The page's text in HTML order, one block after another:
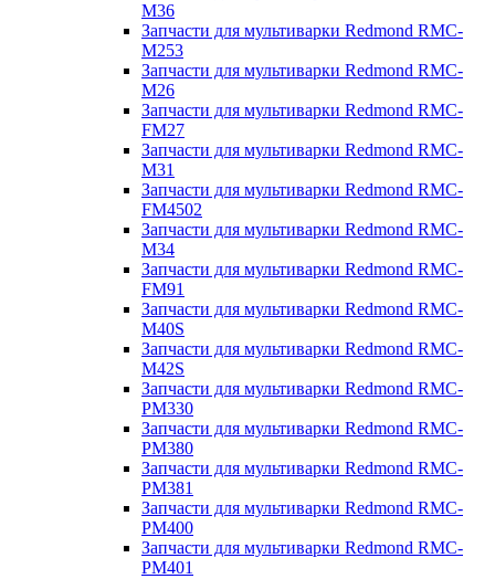
M36
Запчасти для мультиварки Redmond RMC-
M253
Запчасти для мультиварки Redmond RMC-
M26
Запчасти для мультиварки Redmond RMC-
FM27
Запчасти для мультиварки Redmond RMC-
M31
Запчасти для мультиварки Redmond RMC-
FM4502
Запчасти для мультиварки Redmond RMC-
M34
Запчасти для мультиварки Redmond RMC-
FM91
Запчасти для мультиварки Redmond RMC-
M40S
Запчасти для мультиварки Redmond RMC-
M42S
Запчасти для мультиварки Redmond RMC-
PM330
Запчасти для мультиварки Redmond RMC-
PM380
Запчасти для мультиварки Redmond RMC-
PM381
Запчасти для мультиварки Redmond RMC-
PM400
Запчасти для мультиварки Redmond RMC-
PM401